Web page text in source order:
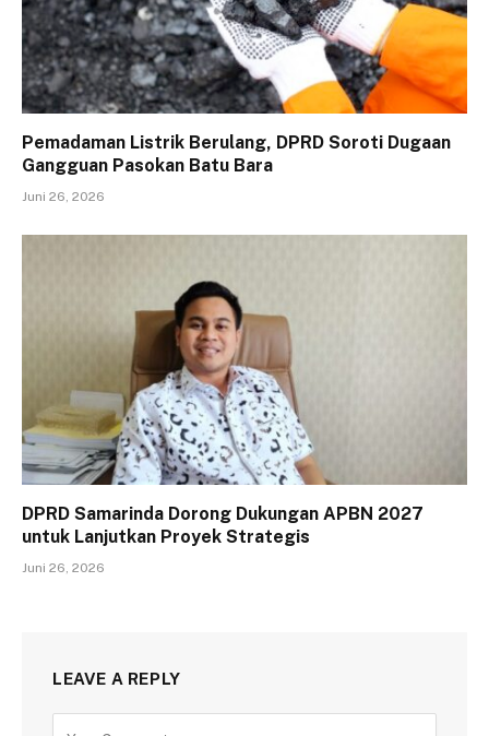
Pemadaman Listrik Berulang, DPRD Soroti Dugaan
Gangguan Pasokan Batu Bara
Juni 26, 2026
DPRD Samarinda Dorong Dukungan APBN 2027
untuk Lanjutkan Proyek Strategis
Juni 26, 2026
LEAVE A REPLY